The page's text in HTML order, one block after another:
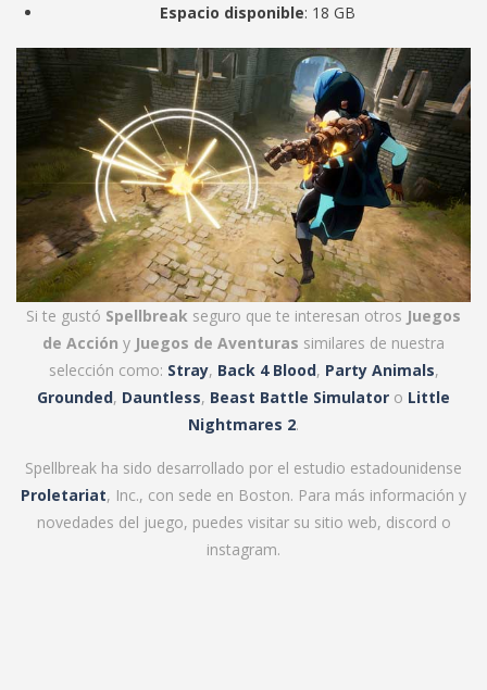
Espacio disponible: 18 GB
Si te gustó Spellbreak seguro que te interesan otros Juegos
de Acción y Juegos de Aventuras similares de nuestra
selección como: Stray, Back 4 Blood, Party Animals,
Grounded, Dauntless, Beast Battle Simulator o Little
Nightmares 2.
Spellbreak ha sido desarrollado por el estudio estadounidense
Proletariat, Inc., con sede en Boston. Para más información y
novedades del juego, puedes visitar su sitio web, discord o
instagram.